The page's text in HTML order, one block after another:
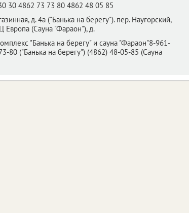
30 4862 73 73 80 4862 48 05 85
д. 4а ("Банька на берегу"). пер. Наугорский,
Европа (Сауна "Фараон"), д.
"Банька на берегу" и сауна "Фараон"8-961-
80 ("Банька на берегу") (4862) 48-05-85 (Сауна